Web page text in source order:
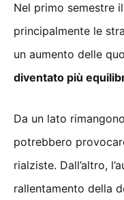
Nel primo semestre
principalmente le
un aumento delle
diventato più
Da un lato
potrebbero
rialziste. Dall’altro,
rallentamento della